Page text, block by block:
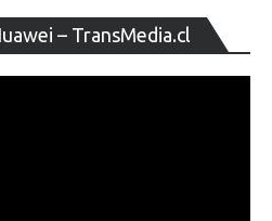
– TransMedia.cl
de